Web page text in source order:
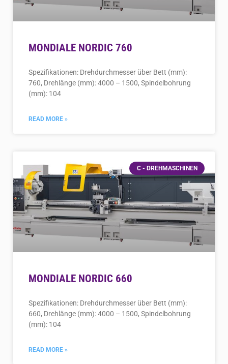
MONDIALE NORDIC 760
Spezifikationen: Drehdurchmesser über Bett (mm):
760, Drehlänge (mm): 4000 – 1500, Spindelbohrung
(mm): 104
READ MORE »
C - DREHMASCHINEN
MONDIALE NORDIC 660
Spezifikationen: Drehdurchmesser über Bett (mm):
660, Drehlänge (mm): 4000 – 1500, Spindelbohrung
(mm): 104
READ MORE »